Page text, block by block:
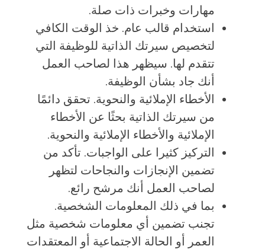
مهارات وخبرات ذات صلة.
استخدام قالب عام. خذ الوقت الكافي
لتخصيص سيرتك الذاتية للوظيفة التي
تتقدم لها. سيظهر هذا لصاحب العمل
أنك جاد بشأن الوظيفة.
الأخطاء الإملائية والنحوية. تحقق دائمًا
من سيرتك الذاتية بحثًا عن الأخطاء
الإملائية والأخطاء الإملائية والنحوية.
التركيز كثيرا على الواجبات. تأكد من
تضمين الإنجازات والنجاحات لتظهر
لصاحب العمل أنك مرشح رائع.
بما في ذلك المعلومات الشخصية.
تجنب تضمين أي معلومات شخصية مثل
العمر أو الحالة الاجتماعية أو المعتقدات